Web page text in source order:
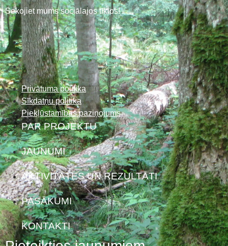
Sekojiet mums sociālajos tīklos!
Privātuma politika
Sīkdatņu politika
Piekļūstamības paziņojums
PAR PROJEKTU
JAUNUMI
AKTIVITĀTES UN REZULTĀTI
PASĀKUMI
KONTAKTI